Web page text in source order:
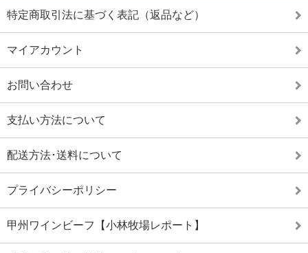
特定商取引法に基づく表記（返品など）
マイアカウント
お問い合わせ
支払い方法について
配送方法･送料について
プライバシーポリシー
甲州ワインビーフ【小林牧場レポート】